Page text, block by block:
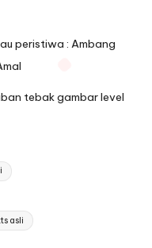
peristiwa : Ambang
tebak gambar level
asli